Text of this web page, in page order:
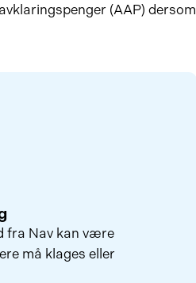
(AAP) dersom
fra Nav kan være
må klages eller